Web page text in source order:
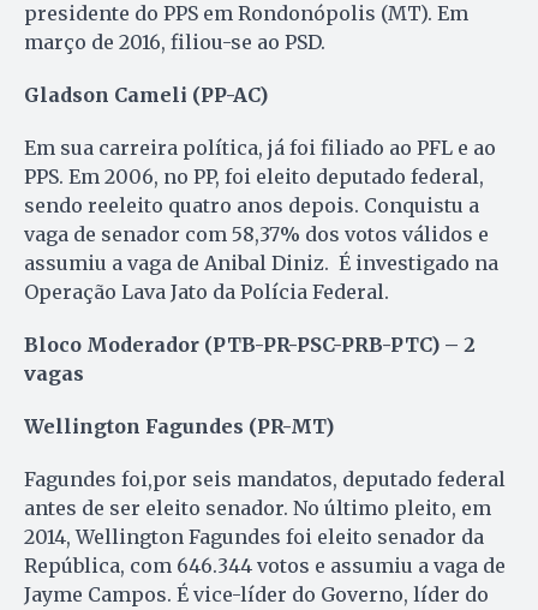
presidente do PPS em Rondonópolis (MT). Em
março de 2016, filiou-se ao PSD.
Gladson Cameli (PP-AC)
Em sua carreira política, já foi filiado ao PFL e ao
PPS. Em 2006, no PP, foi eleito deputado federal,
sendo reeleito quatro anos depois. Conquistu a
vaga de senador com 58,37% dos votos válidos e
assumiu a vaga de Anibal Diniz. É investigado na
Operação Lava Jato da Polícia Federal.
Bloco Moderador (PTB-PR-PSC-PRB-PTC) – 2
vagas
Wellington Fagundes (PR-MT)
Fagundes foi,por seis mandatos, deputado federal
antes de ser eleito senador. No último pleito, em
2014, Wellington Fagundes foi eleito senador da
República, com 646.344 votos e assumiu a vaga de
Jayme Campos. É vice-líder do Governo, líder do